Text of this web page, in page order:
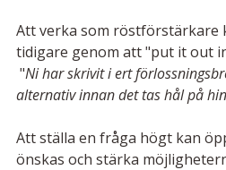
Att verka som röstförstärkare
tidigare genom att "put it out
"Ni har skrivit i ert
alternativ innan det tas hål på
Att ställa en fråga högt kan
önskas och stärka